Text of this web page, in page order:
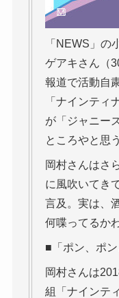
「NEWS」の
ゲアキさん（
報道で活動自
「ナインティ
が「ジャニー
ところやと思
岡村さんはさ
に風吹いてき
言及。実は、
何喋ってるか
■「ポン、ポン
岡村さんは
組「ナインテ